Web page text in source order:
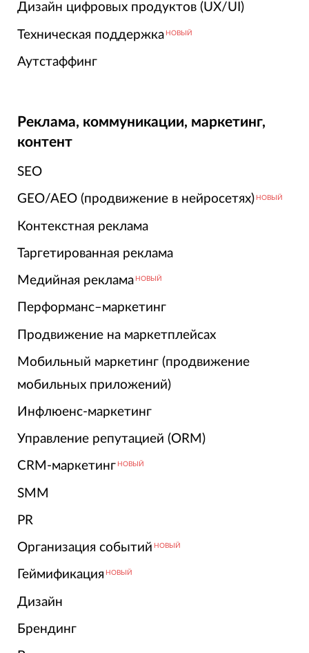
Дизайн цифровых продуктов (UX/UI)
Техническая поддержка НОВЫЙ
Аутстаффинг
Реклама, коммуникации, маркетинг,
контент
SEO
GEO/AEO (продвижение в нейросетях) НОВЫЙ
Контекстная реклама
Таргетированная реклама
Медийная реклама НОВЫЙ
Перформанс–маркетинг
Продвижение на маркетплейсах
Мобильный маркетинг (продвижение
мобильных приложений)
Инфлюенс-маркетинг
Управление репутацией (ORM)
CRM-маркетинг НОВЫЙ
SMM
PR
Организация событий НОВЫЙ
Геймификация НОВЫЙ
Дизайн
Брендинг